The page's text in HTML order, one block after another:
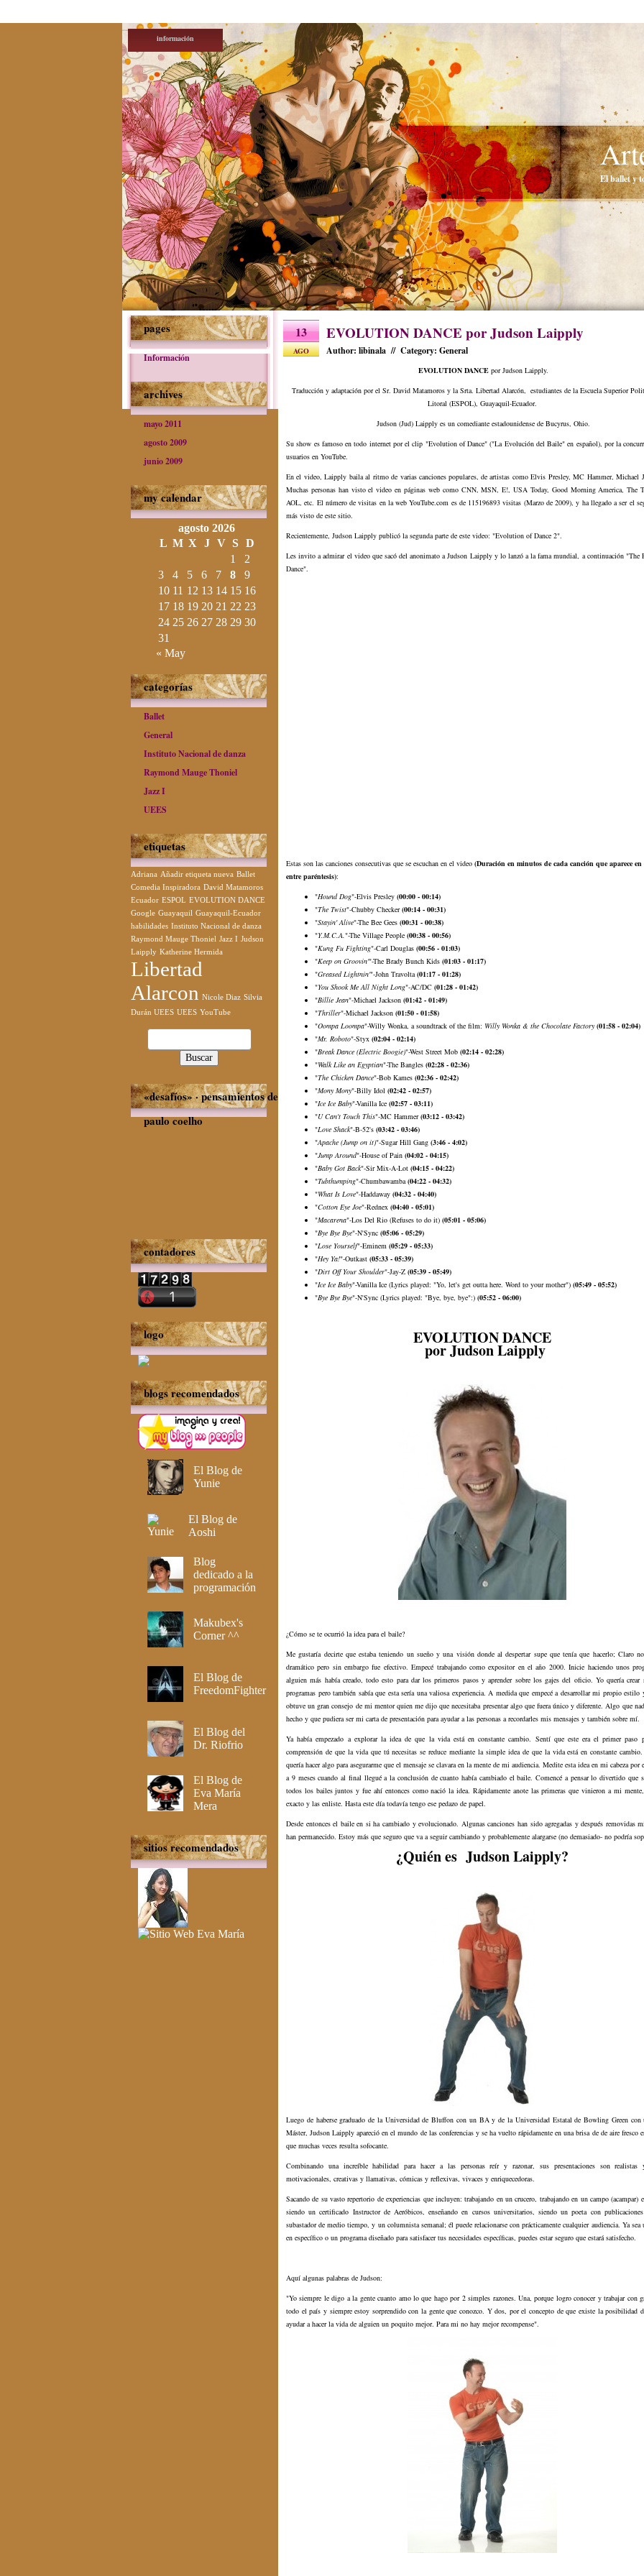
información
El ballet y
pages
Información
archives
mayo 2011
agosto 2009
junio 2009
my calendar
agosto 2026
L M X J V S D
1
2
3
4 5 6 7 8
9
10 11 12 13 14 15 16
17 18 19 20 21 22 23
24 25 26 27 28 29 30
31
« May
categorías
Ballet
General
Instituto Nacional de danza
Raymond Mauge Thoniel
Jazz I
UEES
etiquetas
Adriana Añadir etiqueta nueva Ballet
Comedia Inspiradora David Matamoros
Ecuador ESPOL EVOLUTION DANCE
Google Guayaquil Guayaquil-Ecuador
habilidades Instituto Nacional de danza
Raymond Mauge Thoniel Jazz I Judson
Laipply Katherine Hermida
Libertad
Alarcon Nicole Diaz Silvia
Durán UEES UEES YouTube
Buscar:
«desafíos» · pensamientos de
paulo coelho
contadores
logo
blogs recomendados
El Blog de
Yunie
El Blog de
Aoshi
Blog
dedicado a la
programación
Makubex's
Corner ^^
El Blog de
FreedomFighter
El Blog del
Dr. Riofrio
El Blog de
Eva María
Mera
sitios recomendados
13
AGO
EVOLUTION DANCE por Judson Laipply
Author: libinala // Category: General
EVOLUTION DANCE por Judson Laipply.
Traducción y adaptación por el Sr. David Matamoros y la Srta. Libertad Alarcón, estudiantes de la Escuela Superior
Litoral (ESPOL), Guayaquil-Ecuador.
Judson (Jud) Laipply es un comediante estadounidense de Bucyrus, Ohio.
Su show es famoso en todo internet por el clip "Evolution of Dance" ("La Evolución del Baile" en español), por la
usuarios en YouTube.
En el video, Laipply baila al ritmo de varias canciones populares, de artistas como Elvis Presley, MC Hammer, Michael
Muchas personas han visto el video en páginas web como CNN, MSN, E!, USA Today, Good Morning America, The
AOL, etc. El número de visitas en la web YouTube.com es de 115196893 visitas (Marzo de 2009), y ha llegado a ser el
más visto de este sitio.
Recientemente, Judson Laipply publicó la segunda parte de este video: "Evolution of Dance 2".
Les invito a admirar el video que sacó del anonimato a Judson Laipply y lo lanzó a la fama mundial, a continuación "The
Dance".
Estas son las canciones consecutivas que se escuchan en el video (Duración en minutos de cada canción que aparece
entre paréntesis):
"Hound Dog"-Elvis Presley (00:00 - 00:14)
"The Twist"-Chubby Checker(00:14 - 00:31)
"Stayin' Alive"-The Bee Gees (00:31 - 00:38)
"Y.M.C.A."-The Village People (00:38 - 00:56)
"Kung Fu Fighting"-Carl Douglas (00:56 - 01:03)
"Keep on Groovin'"-The Brady Bunch Kids (01:03 - 01:17)
"Greased Lightnin'"-John Travolta(01:17 - 01:28)
"You Shook Me All Night Long"-AC/DC (01:28 - 01:42)
"Billie Jean"-Michael Jackson (01:42 - 01:49)
"Thriller"-Michael Jackson (01:50 - 01:58)
"Oompa Loompa"-Willy Wonka, a soundtrack of the film: Willy Wonka & the Chocolate Factory (01:58 - 02:04)
"Mr. Roboto"-Styx (02:04 - 02:14)
"Break Dance (Electric Boogie)"-West Street Mob (02:14 - 02:28)
"Walk Like an Egyptian"-The Bangles (02:28 - 02:36)
"The Chicken Dance"-Bob Kames (02:36 - 02:42)
"Mony Mony"-Billy Idol (02:42 - 02:57)
"Ice Ice Baby"-Vanilla Ice (02:57 - 03:11)
"U Can't Touch This"-MC Hammer(03:12 - 03:42)
"Love Shack"-B-52's (03:42 - 03:46)
"Apache (Jump on it)"-Sugar Hill Gang (3:46 - 4:02)
"Jump Around"-House of Pain (04:02 - 04:15)
"Baby Got Back"-Sir Mix-A-Lot (04:15 - 04:22)
"Tubthumping"-Chumbawamba(04:22 - 04:32)
"What Is Love"-Haddaway (04:32 - 04:40)
"Cotton Eye Joe"-Rednex (04:40 - 05:01)
"Macarena"-Los Del Rio (Refuses to do it) (05:01 - 05:06)
"Bye Bye Bye"-N'Sync (05:06 - 05:29)
"Lose Yourself"-Eminem (05:29 - 05:33)
"Hey Ya!"-Outkast (05:33 - 05:39)
"Dirt Off Your Shoulder"-Jay-Z (05:39 - 05:49)
"Ice Ice Baby"-Vanilla Ice (Lyrics played: "Yo, let's get outta here. Word to your mother") (05:49 - 05:52)
"Bye Bye Bye"-N'Sync (Lyrics played: "Bye, bye, bye":) (05:52 - 06:00)
EVOLUTION DANCE
por Judson Laipply
¿Cómo se te ocurrió la idea para el baile?
Me gustaría decirte que estaba teniendo un sueño y una visión donde al despertar supe que tenía que hacerlo; Claro
dramático pero sin embargo fue efectivo. Empecé trabajando como expositor en el año 2000. Inicie haciendo unos
alguien más había creado, todo esto para dar los primeros pasos y aprender sobre los gajes del oficio. Yo quería
programas pero también sabía que esta sería una valiosa experiencia. A medida que empecé a desarrollar mi propio estilo
obtuve un gran consejo de mi mentor quien me dijo que necesitaba presentar algo que fuera único y diferente. Algo que
hecho y que pudiera ser mi carta de presentación para ayudar a las personas a recordarles mis mensajes y también sobre mí.
Ya había empezado a explorar la idea de que la vida está en constante cambio. Sentí que este era el primer paso
comprensión de que la vida que tú necesitas se reduce mediante la simple idea de que la vida está en constante
quería hacer algo para asegurarme que el mensaje se clavara en la mente de mi audiencia. Medite esta idea en mi cabeza por
a 9 meses cuando al final llegué a la conclusión de cuanto había cambiado el baile. Comencé a pensar lo divertido que
todos los bailes juntos y fue ahí entonces como nació la idea. Rápidamente anote las primeras que vinieron a mi
exacto y las enliste. Hasta este día todavía tengo ese pedazo de papel.
Desde entonces el baile en si ha cambiado y evolucionado. Algunas canciones han sido agregadas y después removidas
han permanecido. Estoy más que seguro que va a seguir cambiando y probablemente alargarse (no demasiado- no podría
¿Quién es Judson Laipply?
Luego de haberse graduado de la Universidad de Bluffon con un BA y de la Universidad Estatal de Bowling Green
Máster, Judson Laipply apareció en el mundo de las conferencias y se ha vuelto rápidamente en una brisa de de aire fresco
que muchas veces resulta sofocante.
Combinando una increíble habilidad para hacer a las personas reír y razonar, sus presentaciones son realistas
motivacionales, creativas y llamativas, cómicas y reflexivas, vivaces y enriquecedoras.
Sacando de su vasto repertorio de experiencias que incluyen: trabajando en un crucero, trabajando en un campo (acampar)
siendo un certificado Instructor de Aeróbicos, enseñando en cursos universitarios, siendo un poeta con
subastador de medio tiempo, y un columnista semanal; él puede relacionarse con prácticamente cualquier audiencia. Ya sea
en específico o un programa diseñado para satisfacer tus necesidades específicas, puedes estar seguro que estará satisfecho.
Aquí algunas palabras de Judson:
"Yo siempre le digo a la gente cuanto amo lo que hago por 2 simples razones. Una, porque logro conocer y trabajar con
todo el país y siempre estoy sorprendido con la gente que conozco. Y dos, por el concepto de que existe la posibilidad
ayudar a hacer la vida de alguien un poquito mejor. Para mi no hay mejor recompense".